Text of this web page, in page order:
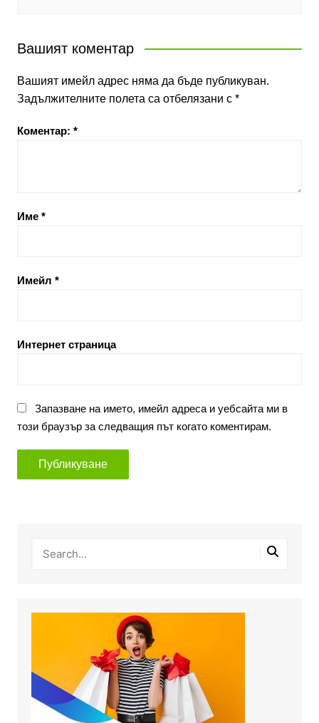
Вашият коментар
Вашият имейл адрес няма да бъде публикуван.
Задължителните полета са отбелязани с *
Коментар: *
Име *
Имейл *
Интернет страница
Запазване на името, имейл адреса и уебсайта ми в
този браузър за следващия път когато коментирам.